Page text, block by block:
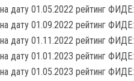
на дату 01.05.2022 рейтинг ФИДЕ:
на дату 01.09.2022 рейтинг ФИДЕ:
на дату 01.11.2022 рейтинг ФИДЕ:
на дату 01.01.2023 рейтинг ФИДЕ:
на дату 01.05.2023 рейтинг ФИДЕ: